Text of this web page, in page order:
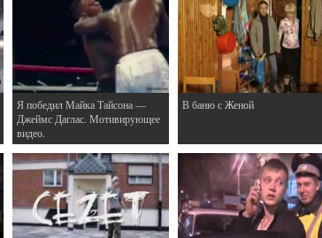
Я победил Майка Тайсона —
Джеймс Даглас. Мотивирующее
видео.
В баню с Женой